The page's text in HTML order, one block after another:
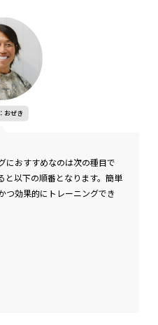
おぜき
におすすめなのは次の種目で
と以下の順番となります。簡単
つ効果的にトレーニングでき